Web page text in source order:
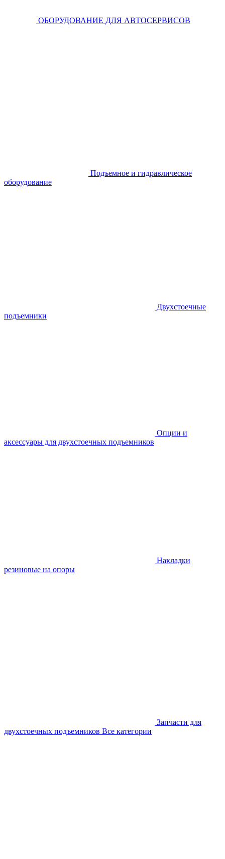
ОБОРУДОВАНИЕ ДЛЯ АВТОСЕРВИСОВ
Подъемное и гидравлическое
оборудование
Двухстоечные
подъемники
Опции и
аксессуары для двухстоечных подъемников
Накладки
резиновые на опоры
Запчасти для
двухстоечных подъемников Все категории